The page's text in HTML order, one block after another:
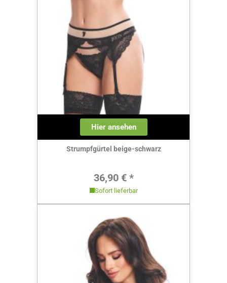
Hier ansehen
Strumpfgürtel beige-schwarz
Regulärer Preis:
36,90 € *
Sofort lieferbar